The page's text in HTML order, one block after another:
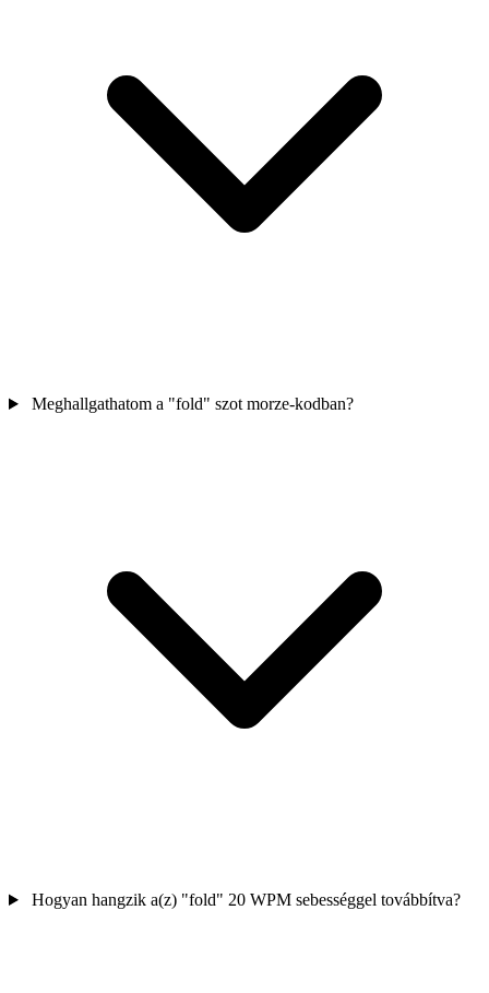
Meghallgathatom a "fold" szot morze-kodban?
Hogyan hangzik a(z) "fold" 20 WPM sebességgel továbbítva?